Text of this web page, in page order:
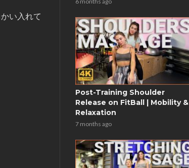
い入れて
Post-Training Shoulder
Release on FitBall | Mobility &
Relaxation
7 months ago